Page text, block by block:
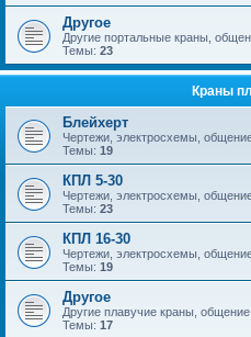
Другое
Другие портальные краны,
Темы: 23
Краны
Блейхерт
Чертежи, электросхемы,
Темы: 19
КПЛ 5-30
Чертежи, электросхемы,
Темы: 23
КПЛ 16-30
Чертежи, электросхемы,
Темы: 19
Другое
Другие плавучие краны,
Темы: 17